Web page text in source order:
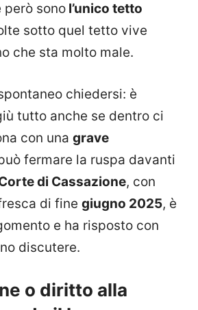
però sono l’unico tetto
sotto quel tetto vive
che sta molto male.
chiedersi: è
tutto anche se dentro ci
con una grave
fermare la ruspa davanti
di Cassazione, con
di fine giugno 2025, è
e ha risposto con
discutere.
o diritto alla